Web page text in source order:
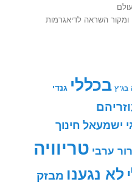
ומקור השראה לדיאגרמות
בג"ץ בכללי גנדי
ישמעאל חינוך
ערבי טריוויה
לא נגענו מבזק